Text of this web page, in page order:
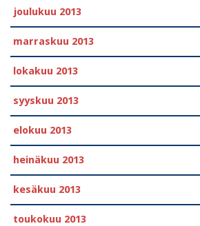
joulukuu 2013
marraskuu 2013
lokakuu 2013
syyskuu 2013
elokuu 2013
heinäkuu 2013
kesäkuu 2013
toukokuu 2013